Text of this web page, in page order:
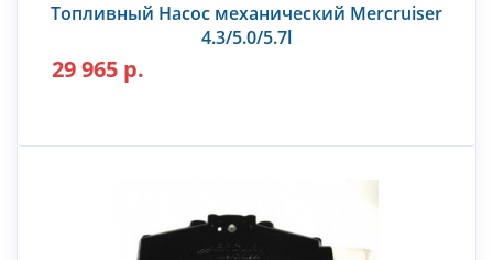
Топливный Насос механический Mercruiser
4.3/5.0/5.7l
29 965 р.